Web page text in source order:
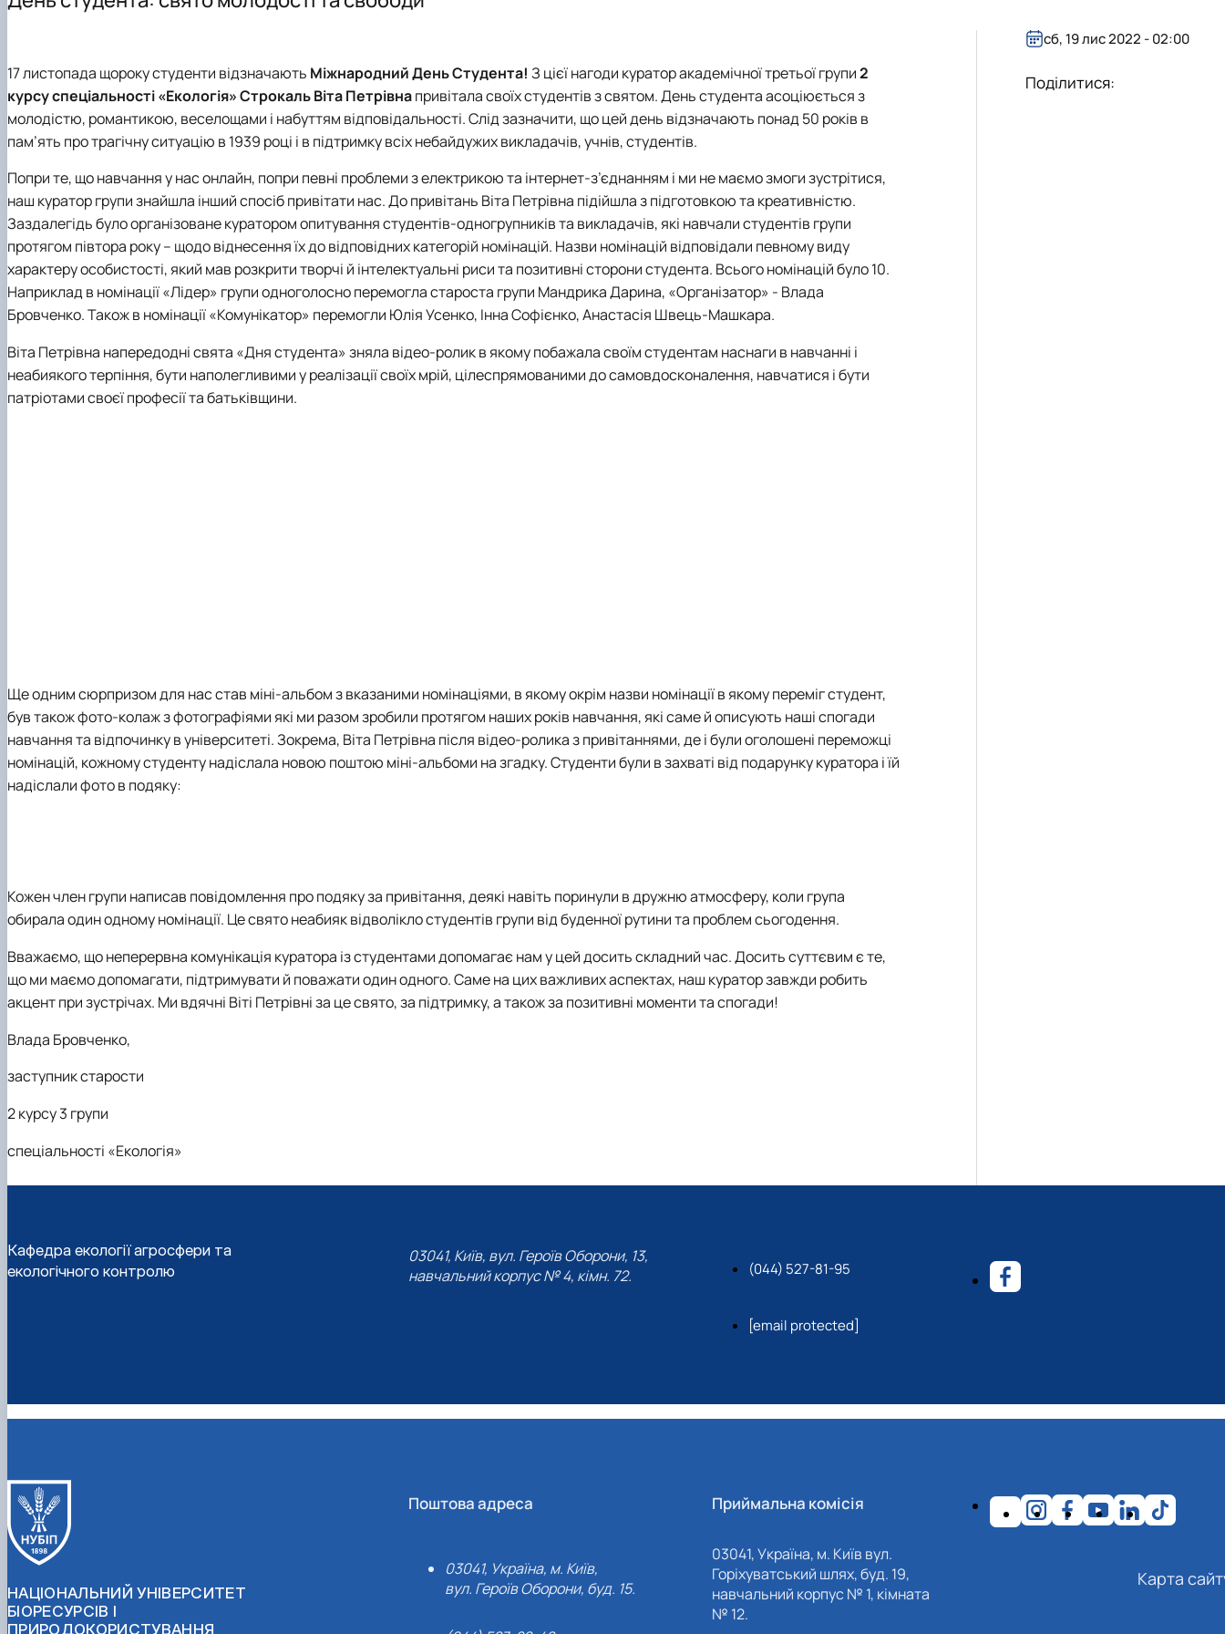
Співпраця
Майстеркласи для школярів
Доктор філософії (PhD)
Робочі програми ОС "Магістр"
DemoSiteDG3(Ukraine)
Stakeholders
News
Конференції
17 листопада щороку студенти відзначають Міжнародний День Студента! З цієї нагоди куратор академічної третьої групи2
курсу спеціальності «Екологія»Строкаль Віта Петрівнапривітала своїх студентів з святом. День студента асоціюється з
молодістю, романтикою, веселощами і набуттям відповідальності. Слід зазначити, що цей день відзначають понад 50 років в
пам’ять про трагічну ситуацію в 1939 році і в підтримку всіх небайдужих викладачів, учнів, студентів.
Попри те, що навчання у нас онлайн, попри певні проблеми з електрикою та інтернет-з’єднанням і ми не маємо змоги зустрітися,
наш куратор групи знайшла інший спосіб привітати нас. До привітань Віта Петрівна підійшла з підготовкою та креативністю.
Заздалегідь було організоване куратором опитування студентів-одногрупників та викладачів, які навчали студентів групи
протягом півтора року – щодо віднесення їх до відповідних категорій номінацій. Назви номінацій відповідали певному виду
характеру особистості, який мав розкрити творчі й інтелектуальні риси та позитивні сторони студента. Всього номінацій було 10.
Наприклад в номінації «Лідер» групи одноголосно перемогла староста групи Мандрика Дарина, «Організатор» - Влада
Бровченко. Також в номінації «Комунікатор» перемогли Юлія Усенко, Інна Софієнко, Анастасія Швець-Машкара.
Віта Петрівна напередодні свята «Дня студента» зняла відео-ролик в якому побажала своїм студентам наснаги в навчанні і
неабиякого терпіння, бути наполегливими у реалізації своїх мрій, цілеспрямованими до самовдосконалення, навчатися і бути
патріотами своєї професії та батьківщини.
Ще одним сюрпризом для нас став міні-альбом з вказаними номінаціями, в якому окрім назви номінації в якому переміг студент,
був також фото-колаж з фотографіями які ми разом зробили протягом наших років навчання, які саме й описують наші спогади
навчання та відпочинку в університеті. Зокрема, Віта Петрівна після відео-ролика з привітаннями, де і були оголошені переможці
номінацій, кожному студенту надіслала новою поштою міні-альбоми на згадку. Студенти були в захваті від подарунку куратора і їй
надіслали фото в подяку:
Кожен член групи написав повідомлення про подяку за привітання, деякі навіть поринули в дружню атмосферу, коли група
обирала один одному номінації. Це свято неабияк відволікло студентів групи від буденної рутини та проблем сьогодення.
Вважаємо, що неперервна комунікація куратора із студентами допомагає нам у цей досить складний час. Досить суттєвим є те,
що ми маємо допомагати, підтримувати й поважати один одного. Саме на цих важливих аспектах, наш куратор завжди робить
акцент при зустрічах. Ми вдячні Віті Петрівні за це свято, за підтримку, а також за позитивні моменти та спогади!
Влада Бровченко,
заступник старости
2 курсу 3 групи
спеціальності «Екологія»
сб, 19 лис 2022 - 02:00
Поділитися:
Кафедра екології агросфери та
екологічного контролю
03041, Київ, вул. Героїв Оборони, 13,
навчальний корпус № 4, кімн. 72.
(044) 527-81-95
[email protected]
НАЦІОНАЛЬНИЙ УНІВЕРСИТЕТ
БІОРЕСУРСІВ І
ПРИРОДОКОРИСТУВАННЯ
Поштова адреса
03041, Україна, м. Київ,
вул. Героїв Оборони, буд. 15.
Приймальна комісія
03041, Україна, м. Київ вул.
Горіхуватський шлях, буд. 19,
навчальний корпус № 1, кімната
№ 12.
Карта